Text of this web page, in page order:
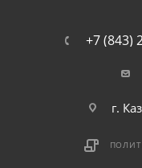
+7 (843)
г.